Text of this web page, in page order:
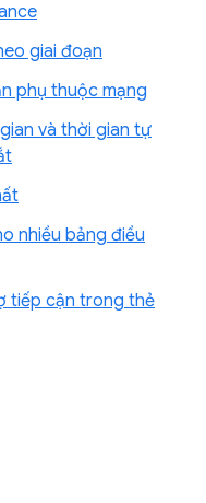
giai đoạn
phụ thuộc mạng
và thời gian tự
nhiều bảng điều
tiếp cận trong thẻ